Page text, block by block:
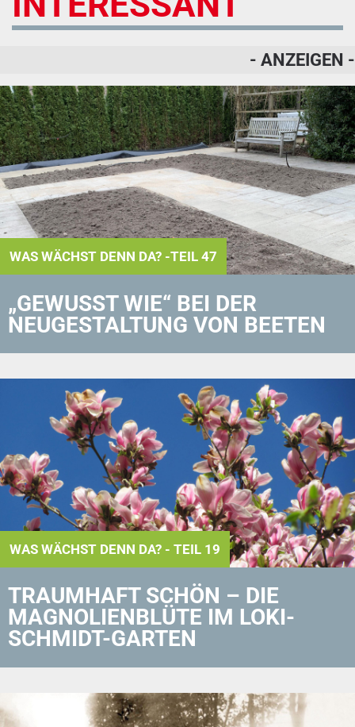
- ANZEIGEN -
WAS WÄCHST DENN DA? -TEIL 47
„GEWUSST WIE“ BEI DER
NEUGESTALTUNG VON BEETEN
WAS WÄCHST DENN DA? - TEIL 19
TRAUMHAFT SCHÖN – DIE
MAGNOLIENBLÜTE IM LOKI-
SCHMIDT-GARTEN